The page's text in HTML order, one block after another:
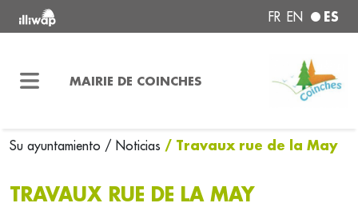
FR EN ES
MAIRIE DE COINCHES
Su ayuntamiento / Noticias / Travaux rue de la May
TRAVAUX RUE DE LA MAY